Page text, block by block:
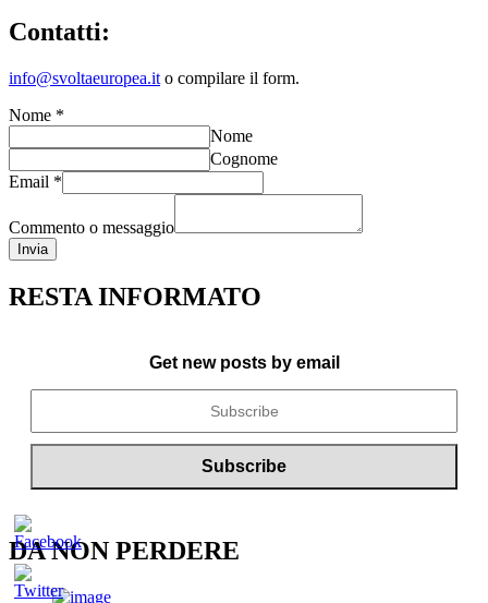
Contatti:
info@svoltaeuropea.it o compilare il form.
Nome *
Nome
Cognome
Email *
Commento o messaggio
Invia
RESTA INFORMATO
Get new posts by email
DA NON PERDERE